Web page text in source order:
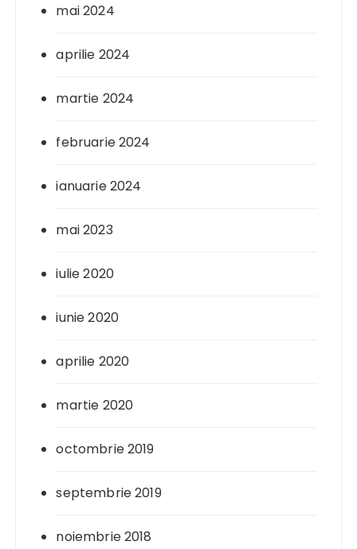
mai 2024
aprilie 2024
martie 2024
februarie 2024
ianuarie 2024
mai 2023
iulie 2020
iunie 2020
aprilie 2020
martie 2020
octombrie 2019
septembrie 2019
noiembrie 2018